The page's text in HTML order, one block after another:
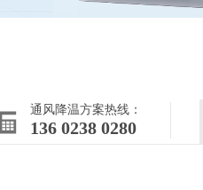
通风降温方案热线：
136 0238 0280